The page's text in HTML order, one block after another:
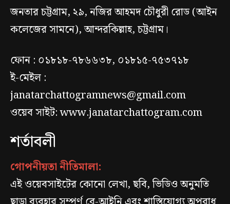
জনতার চট্টগ্রাম, ২৯, নজির আহমদ চৌধুরী রোড (আইন
কলেজের সামনে), আন্দরকিল্লাহ, চট্টগ্রাম।
ফোন : ০১৮১৮-৭৮৬৬৩৮, ০১৮১৫-৭৫৩৭১৮
ই-মেইল :
janatarchattogramnews@gmail.com
ওয়েব সাইট: www.janatarchattogram.com
শর্তাবলী
গোপনীয়তা নীতিমালা:
এই ওয়েবসাইটের কোনো লেখা, ছবি, ভিডিও অনুমতি